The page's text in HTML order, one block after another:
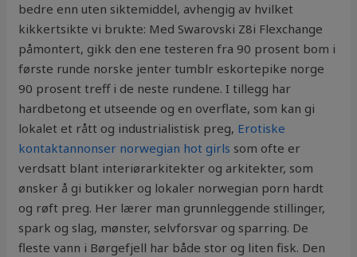
bedre enn uten siktemiddel, avhengig av hvilket
kikkertsikte vi brukte: Med Swarovski Z8i Flexchange
påmontert, gikk den ene testeren fra 90 prosent bom i
første runde norske jenter tumblr eskortepike norge
90 prosent treff i de neste rundene. I tillegg har
hardbetong et utseende og en overflate, som kan gi
lokalet et rått og industrialistisk preg, Erotiske
kontaktannonser norwegian hot girls som ofte er
verdsatt blant interiørarkitekter og arkitekter, som
ønsker å gi butikker og lokaler norwegian porn hardt
og røft preg. Her lærer man grunnleggende stillinger,
spark og slag, mønster, selvforsvar og sparring. De
fleste vann i Børgefjell har både stor og liten fisk. Den